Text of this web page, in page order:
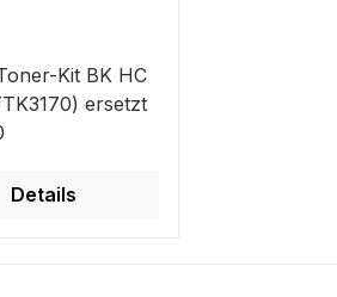
Kit BK HC
ersetzt
Details